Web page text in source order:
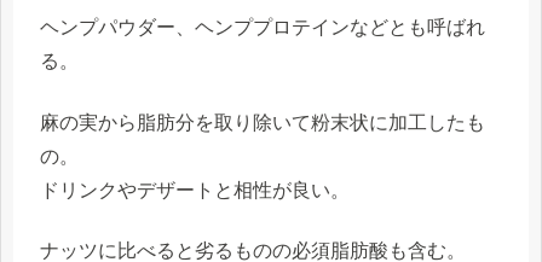
ヘンプパウダー、ヘンププロテインなどとも呼ばれ
る。
麻の実から脂肪分を取り除いて粉末状に加工したも
の。
ドリンクやデザートと相性が良い。
ナッツに比べると劣るものの必須脂肪酸も含む。